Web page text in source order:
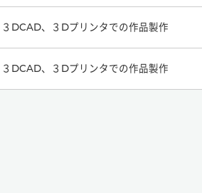
３DCAD、３Dプリンタでの作品製作
３DCAD、３Dプリンタでの作品製作